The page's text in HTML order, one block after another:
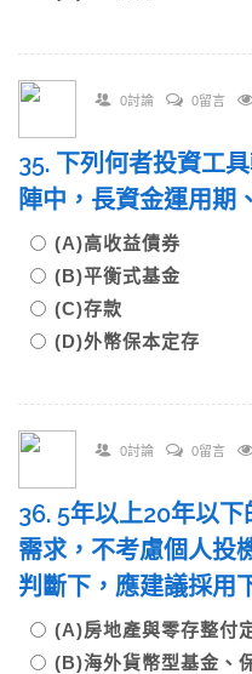
0討論 0留言
35. 下列何者投資工
陣中，長資金運用期
(A)高收益債券
(B)平衡式基金
(C)存款
(D)外幣保本定存
0討論 0留言
36. 5年以上20年以
需求，不考慮個人投
判斷下，應建議採用
(A)房地產與零存整付
(B)海外貨幣型基金、